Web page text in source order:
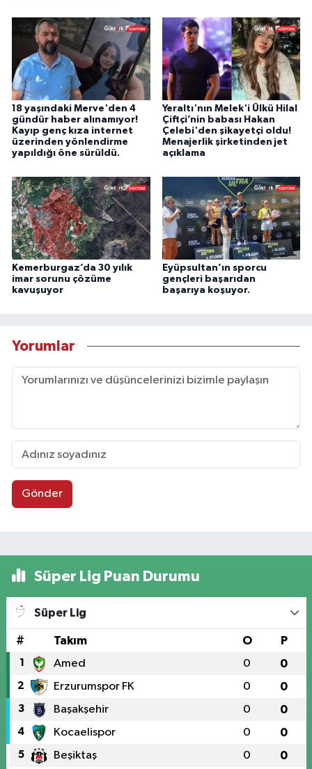
18 yaşındaki Merve'den 4
gündür haber alınamıyor!
Kayıp genç kıza internet
üzerinden yönlendirme
yapıldığı öne sürüldü.
Yeraltı'nın Melek'i Ülkü Hilal
Çiftçi’nin babası Hakan
Çelebi'den şikayetçi oldu!
Menajerlik şirketinden jet
açıklama
Kemerburgaz’da 30 yılık
imar sorunu çözüme
kavuşuyor
Eyüpsultan’ın sporcu
gençleri başarıdan
başarıya koşuyor.
Yorumlar
Gönder
Süper Lig Puan Durumu
Süper Lig
# Takım O P
1 Amed 0 0
2 Erzurumspor FK 0 0
3 Başakşehir 0 0
4 Kocaelispor 0 0
5 Beşiktaş 0 0